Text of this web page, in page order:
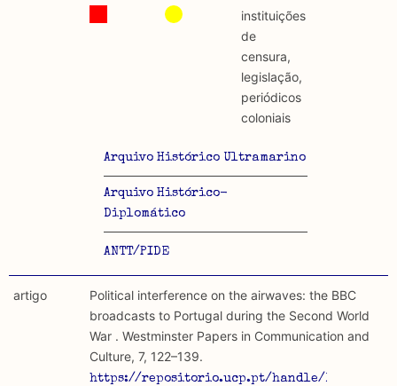
Arquivo Histórico Ultramarino
Arquivo Histórico-
Diplomático
ANTT/PIDE
instituições
de
censura,
legislação,
periódicos
coloniais
artigo
Political interference on the airwaves: the BBC
broadcasts to Portugal during the Second World
War . Westminster Papers in Communication and
Culture, 7, 122–139.
https://repositorio.ucp.pt/handle/10400.14/